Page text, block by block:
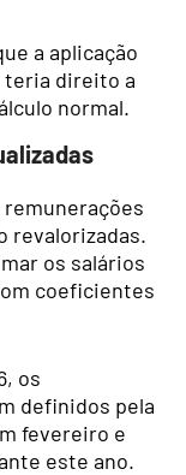
a aplicação
teria direito a
normal.
remunerações
revalorizadas.
os salários
coeficientes
os
definidos pela
fevereiro e
este ano.